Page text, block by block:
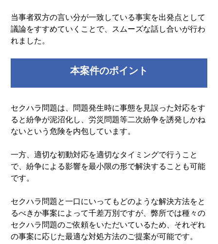
当事者双方の言い分が一致している事実を出発点として
議論をすすめていくことで、スムーズな話し合いが行わ
れました。
本案件のポイント
セクハラ問題は、問題発生時に事態を見誤った対応をす
ると紛争が泥沼化し、労災問題等二次紛争を誘発しかね
ないという危険を内包しています。
一方、適切な初動対応を適切なタイミングで行うこと
で、紛争による影響を最小限の形で解決することも可能
です。
セクハラ問題と一口にいってもどのような解決方法をと
るべきか事案によって千差万別ですが、弊所では種々の
セクハラ問題のご依頼をいただいているため、それぞれ
の事案に応じた最適な対処方法のご提案が可能です。